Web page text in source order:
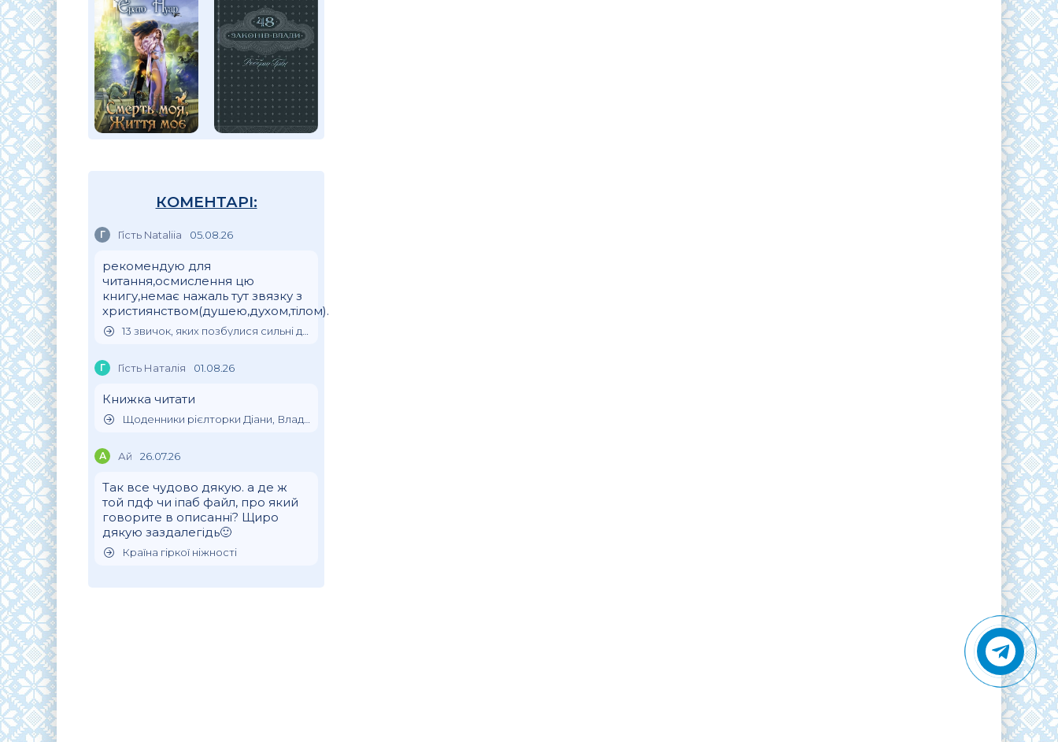
КОМЕНТАРІ:
Г Гість Nataliia 05.08.26
рекомендую для
читання,осмислення цю
книгу,немає нажаль тут звязку з
християнством(душею,духом,тілом).
13 звичок, яких позбулися сильні духом люди
Г Гість Наталія 01.08.26
Книжка читати
Щоденники рієлторки Діани, Влада Клімова
А Ай 26.07.26
Так все чудово дякую. а де ж
той пдф чи іпаб файл, про який
говорите в описанні? Щиро
дякую заздалегідь🙂
Країна гіркої ніжності